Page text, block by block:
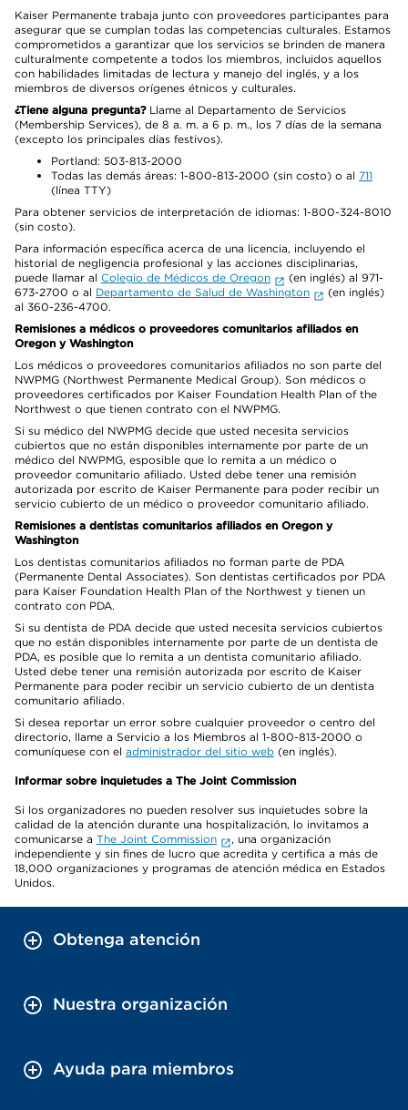
Kaiser Permanente trabaja junto con proveedores participantes para
asegurar que se cumplan todas las competencias culturales. Estamos
comprometidos a garantizar que los servicios se brinden de manera
culturalmente competente a todos los miembros, incluidos aquellos
con habilidades limitadas de lectura y manejo del inglés, y a los
miembros de diversos orígenes étnicos y culturales.
¿Tiene alguna pregunta?Llame al Departamento de Servicios
(Membership Services), de 8 a. m. a 6 p. m., los 7 días de la semana
(excepto los principales días festivos).
Portland: 503-813-2000
Todas las demás áreas: 1-800-813-2000 (sin costo) o al 711
(línea TTY)
Para obtener servicios de interpretación de idiomas: 1-800-324-8010
(sin costo).
Para información específica acerca de una licencia, incluyendo el
historial de negligencia profesional y las acciones disciplinarias,
puede llamar al Colegio de Médicos de Oregon
(en inglés) al 971-
673-2700 o al Departamento de Salud de Washington
(en inglés)
al 360-236-4700.
Remisiones a médicos o proveedores comunitarios afiliados en
Oregon y Washington
Los médicos o proveedores comunitarios afiliados no son parte del
NWPMG (Northwest Permanente Medical Group). Son médicos o
proveedores certificados por Kaiser Foundation Health Plan of the
Northwest o que tienen contrato con el NWPMG.
Si su médico del NWPMG decide que usted necesita servicios
cubiertos que no están disponibles internamente por parte de un
médico del NWPMG, esposible que lo remita a un médico o
proveedor comunitario afiliado. Usted debe tener una remisión
autorizada por escrito de Kaiser Permanente para poder recibir un
servicio cubierto de un médico o proveedor comunitario afiliado.
Remisiones a dentistas comunitarios afiliados en Oregon y
Washington
Los dentistas comunitarios afiliados no forman parte de PDA
(Permanente Dental Associates). Son dentistas certificados por PDA
para Kaiser Foundation Health Plan of the Northwest y tienen un
contrato con PDA.
Si su dentista de PDA decide que usted necesita servicios cubiertos
que no están disponibles internamente por parte de un dentista de
PDA, es posible que lo remita a un dentista comunitario afiliado.
Usted debe tener una remisión autorizada por escrito de Kaiser
Permanente para poder recibir un servicio cubierto de un dentista
comunitario afiliado.
Si desea reportar un error sobre cualquier proveedor o centro del
directorio, llame a Servicio a los Miembros al 1-800-813-2000 o
comuníquese con el administrador del sitio web (en inglés).
Informar sobre inquietudes a The Joint Commission
Si los organizadores no pueden resolver sus inquietudes sobre la
calidad de la atención durante una hospitalización, lo invitamos a
comunicarse a The Joint Commission
, una organización
independiente y sin fines de lucro que acredita y certifica a más de
18,000 organizaciones y programas de atención médica en Estados
Unidos.
Obtenga atención
Nuestra organización
Ayuda para miembros